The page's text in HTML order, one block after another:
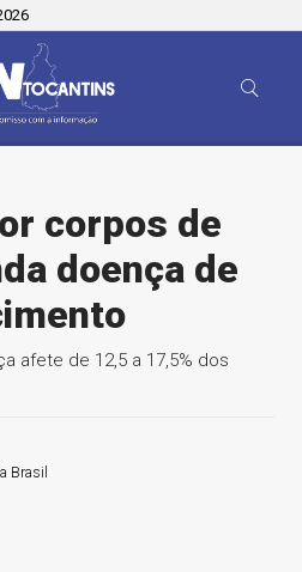
corpos de
doença de
afete de 12,5 a 17,5% dos
Brasil